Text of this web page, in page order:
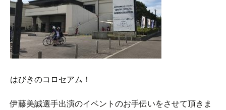
はびきのコロセアム！
伊藤美誠選手出演のイベントのお手伝いをさせて頂きま